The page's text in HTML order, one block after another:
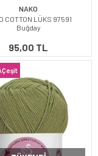
NAKO
COTTON LÜKS 97591
Buğday
95,00 TL